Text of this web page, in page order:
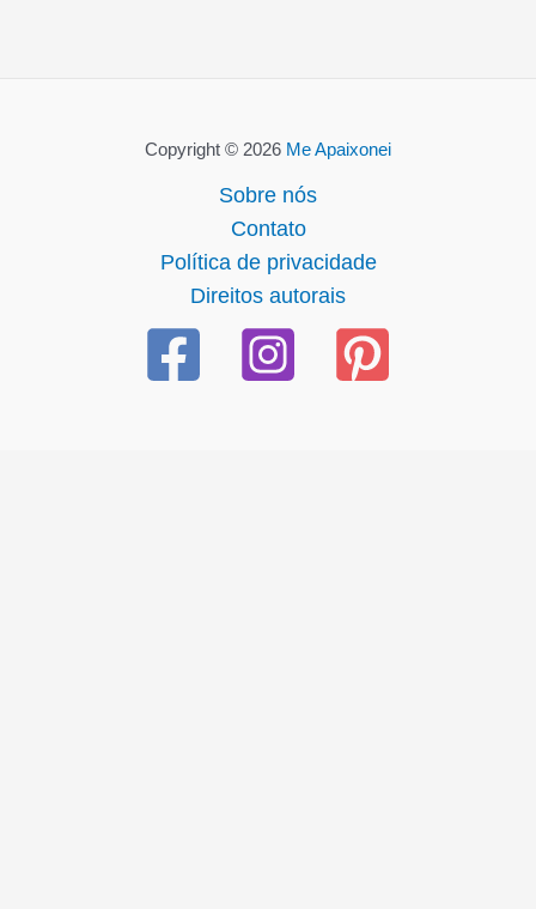
Copyright © 2026 Me Apaixonei
Sobre nós
Contato
Política de privacidade
Direitos autorais